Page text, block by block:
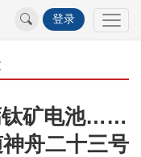
登录
钛矿电池……
舟二十三号